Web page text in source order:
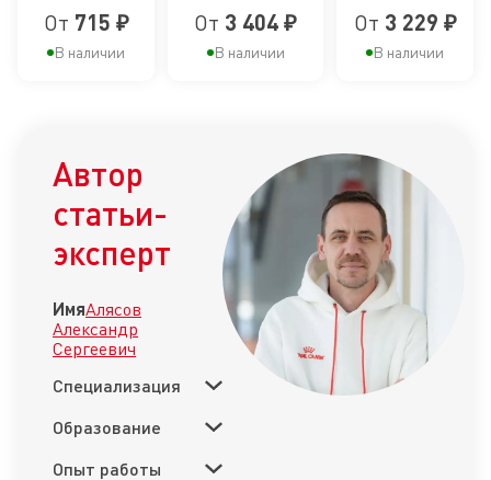
породы
Чихуахуа
От 715 ₽
В наличии
щенков
породы
Бульдог до 12
От 3 404 ₽
В наличии
щенков
породы
15 месяцев
месяцев
От 3 229 ₽
В наличии
Автор
статьи-
эксперт
ИмяАлясов
Александр
Сергеевич
Специализация
Образование
Опыт работы